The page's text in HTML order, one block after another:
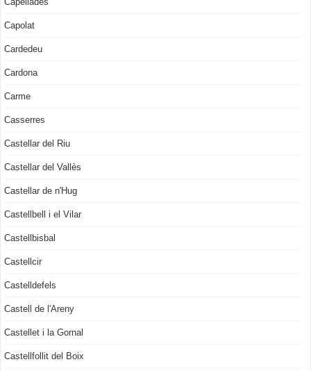
Capolat
Cardedeu
Cardona
Carme
Casserres
Castellar del Riu
Castellar del Vallès
Castellar de n'Hug
Castellbell i el Vilar
Castellbisbal
Castellcir
Castelldefels
Castell de l'Areny
Castellet i la Gornal
Castellfollit del Boix